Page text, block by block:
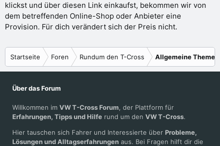
klickst und über diesen Link einkaufst, bekommen wir von
dem betreffenden Online-Shop oder Anbieter eine
Provision. Für dich verändert sich der Preis nicht.
Startseite Foren Rundum den T-Cross Allgemeine Themen
Über das Forum
Willkommen im VW T-Cross Forum, der Plattform für
Erfahrungen, Tipps und Hilfe rund um den VW T-Cross.
Hier tauschen sich Fahrer und Interessierte über Probleme,
Lösungen und Alltagserfahrungen aus. Bei Fragen hilft dir die